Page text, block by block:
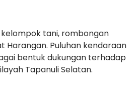
tani, rombongan
Harangan. Puluhan kendaraan
bentuk dukungan terhadap
Tapanuli Selatan.